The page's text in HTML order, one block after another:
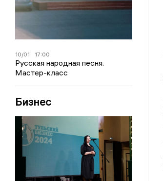
10/01 17:00
Русская народная песня.
Мастер-класс
Бизнес